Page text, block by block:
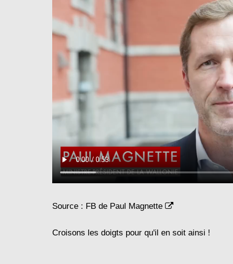
Source : FB de Paul Magnette
Croisons les doigts pour qu'il en soit ainsi !